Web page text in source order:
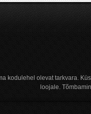
kodulehel olevat tarkvara.
loojale.